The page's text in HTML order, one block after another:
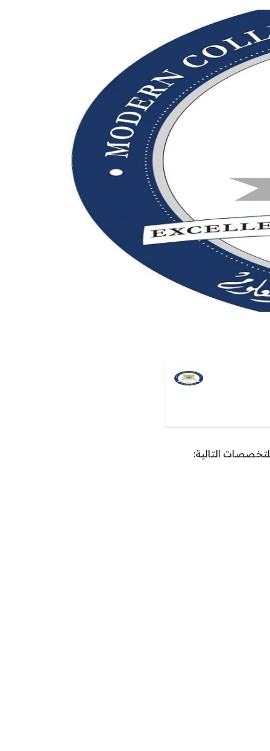
التالية: